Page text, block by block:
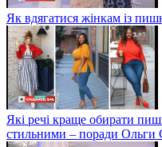
Як вдягатися жінкам із
Які речі краще обирати
стильними – поради Ольги